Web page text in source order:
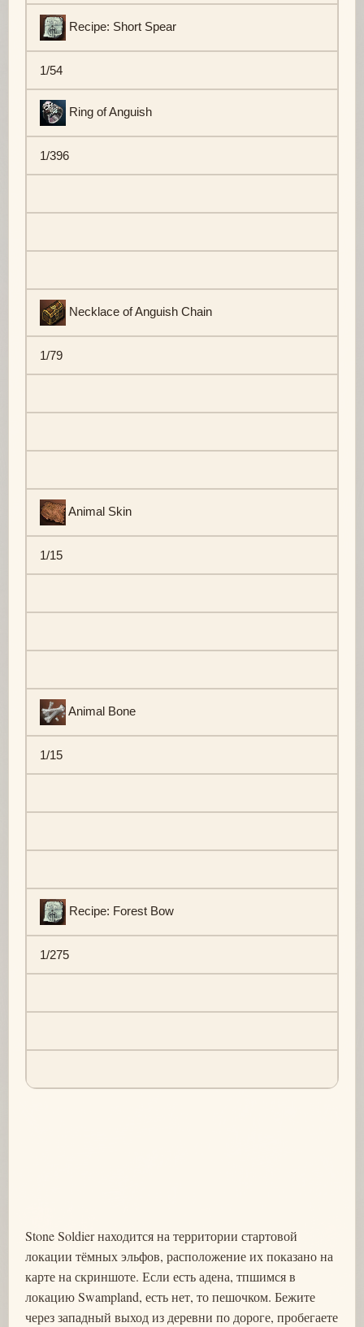
Recipe: Short Spear
1/54
Ring of Anguish
1/396
Necklace of Anguish Chain
1/79
Animal Skin
1/15
Animal Bone
1/15
Recipe: Forest Bow
1/275
Stone Soldier находится на территории стартовой
локации тёмных эльфов, расположение их показано на
карте на скриншоте. Если есть адена, тпшимся в
локацию Swampland, есть нет, то пешочком. Бежите
через западный выход из деревни по дороге, пробегаете